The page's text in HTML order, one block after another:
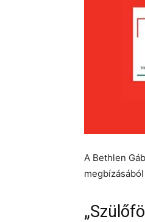
A Bethlen